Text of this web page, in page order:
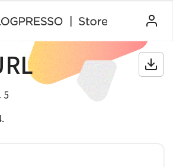
5